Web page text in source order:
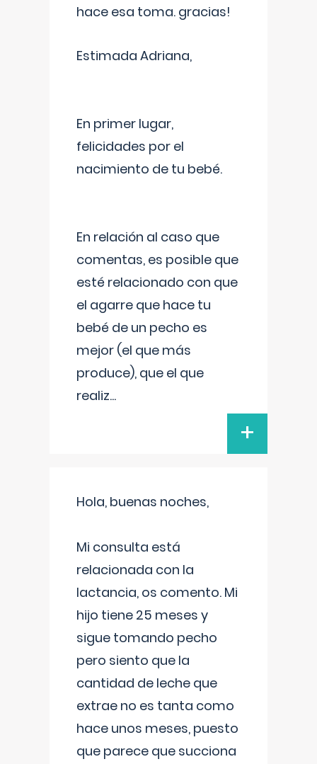
hace esa toma. gracias!
Estimada Adriana,
En primer lugar,
felicidades por el
nacimiento de tu bebé.
En relación al caso que
comentas, es posible que
esté relacionado con que
el agarre que hace tu
bebé de un pecho es
mejor (el que más
produce), que el que
realiz...
+
Hola, buenas noches,
Mi consulta está
relacionada con la
lactancia, os comento. Mi
hijo tiene 25 meses y
sigue tomando pecho
pero siento que la
cantidad de leche que
extrae no es tanta como
hace unos meses, puesto
que parece que succiona